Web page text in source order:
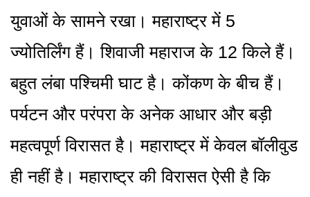
युवाओं के सामने रखा। महाराष्ट्र में 5
ज्योतिर्लिंग हैं। शिवाजी महाराज के 12 किले हैं।
बहुत लंबा पश्चिमी घाट है। कोंकण के बीच हैं।
पर्यटन और परंपरा के अनेक आधार और बड़ी
महत्वपूर्ण विरासत है। महाराष्ट्र में केवल बॉलीवुड
ही नहीं है। महाराष्ट्र की विरासत ऐसी है कि